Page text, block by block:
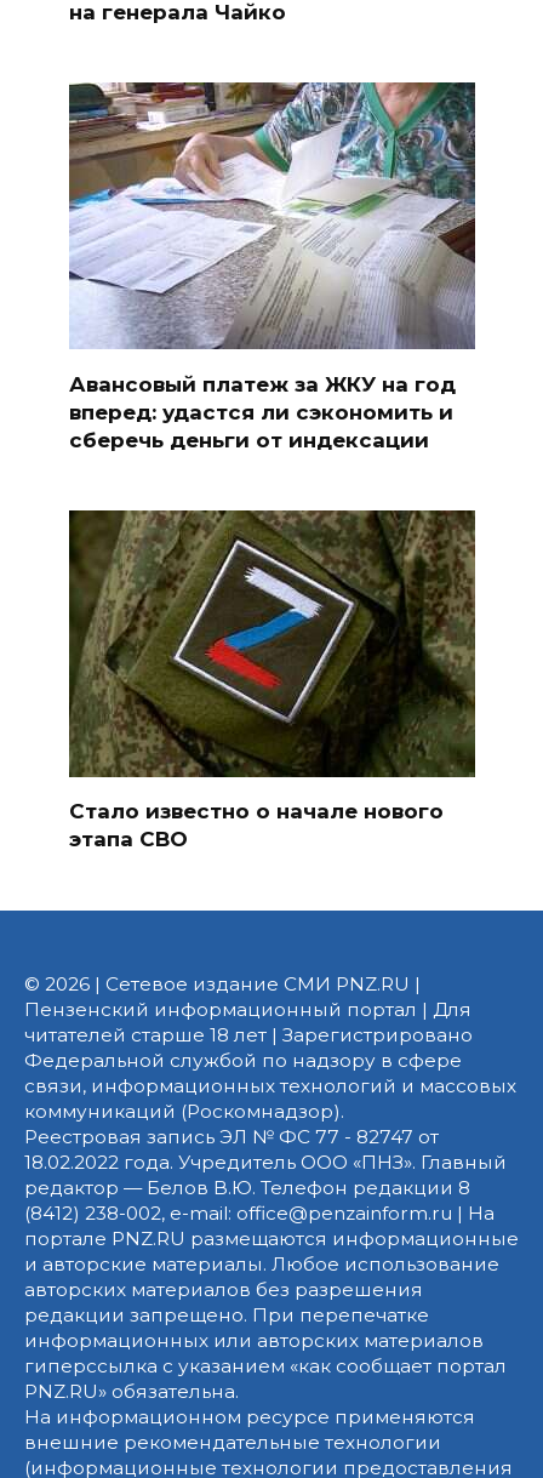
на генерала Чайко
Авансовый платеж за ЖКУ на год
вперед: удастся ли сэкономить и
сберечь деньги от индексации
Стало известно о начале нового
этапа СВО
© 2026 | Сетевое издание СМИ PNZ.RU |
Пензенский информационный портал | Для
читателей старше 18 лет | Зарегистрировано
Федеральной службой по надзору в сфере
связи, информационных технологий и массовых
коммуникаций (Роскомнадзор).
Реестровая запись ЭЛ № ФС 77 - 82747 от
18.02.2022 года. Учредитель ООО «ПНЗ». Главный
редактор — Белов В.Ю. Телефон редакции 8
(8412) 238-002, e-mail: office@penzainform.ru | На
портале PNZ.RU размещаются информационные
и авторские материалы. Любое использование
авторских материалов без разрешения
редакции запрещено. При перепечатке
информационных или авторских материалов
гиперссылка с указанием «как сообщает портал
PNZ.RU» обязательна.
На информационном ресурсе применяются
внешние рекомендательные технологии
(информационные технологии предоставления